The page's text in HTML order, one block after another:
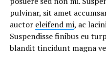
pulvinar, sit amet
auctor eleifend mi, ac
Suspendisse finibus eu
blandit tincidunt magna